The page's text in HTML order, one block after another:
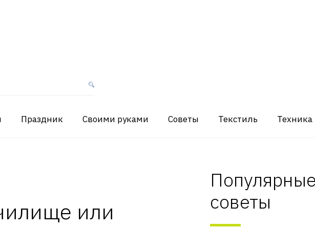
Праздник Своими руками Советы Текстиль Техника
или
Популярные
советы